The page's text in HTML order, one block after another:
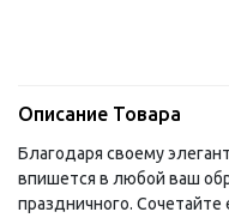
Описание Товара
Благодаря своему
впишется в любой ваш
праздничного.